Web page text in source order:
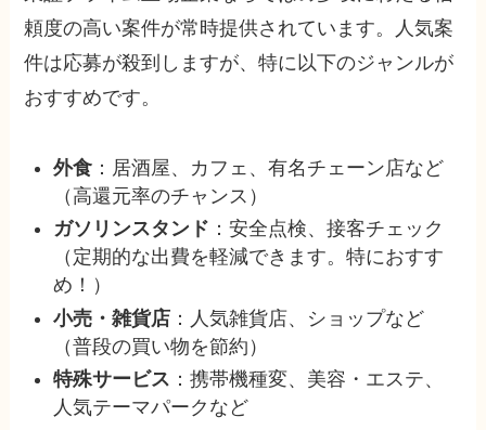
頼度の高い案件が常時提供されています。人気案
件は応募が殺到しますが、特に以下のジャンルが
おすすめです。
外食 ：居酒屋、カフェ、有名チェーン店など
（高還元率のチャンス）
ガソリンスタンド ：安全点検、接客チェック
（定期的な出費を軽減できます。特におすす
め！）
小売・雑貨店 ：人気雑貨店、ショップなど
（普段の買い物を節約）
特殊サービス ：携帯機種変、美容・エステ、
人気テーマパークなど